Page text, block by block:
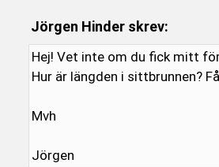
Jörgen Hinder skrev:
Hej! Vet inte om du fick mitt
Hur är längden i sittbrunnen?
Mvh
Jörgen